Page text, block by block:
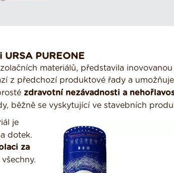
PUREONE
materiálů, představila
z předchozí produktové řady a umožňuje
zdravotní nezávadnosti a
běžně se vyskytující ve stavebních
je
dotek.
za